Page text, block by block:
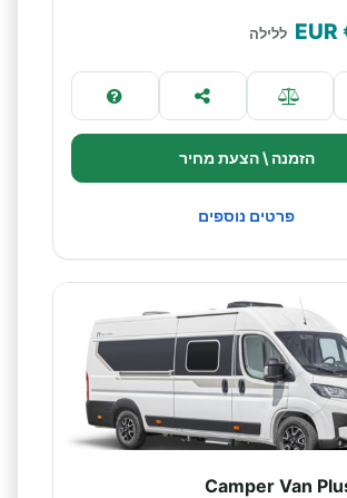
€ ללילה
הזמנה \ הצעת מחיר
פרטים נוספים
Camper Van